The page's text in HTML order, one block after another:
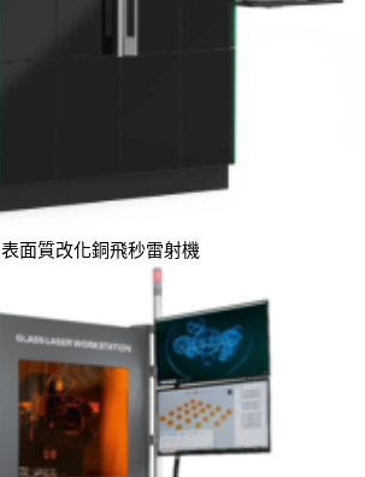
面質改化銅飛秒雷射機